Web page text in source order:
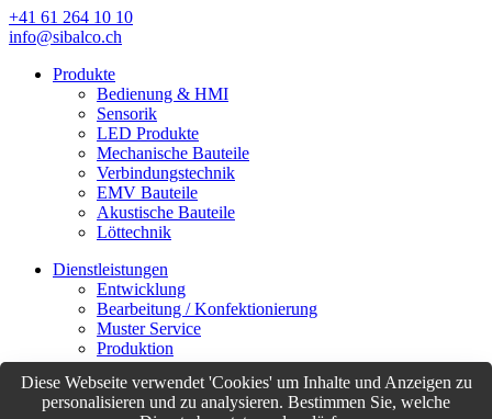
+41 61 264 10 10
info@sibalco.ch
Produkte
Bedienung & HMI
Sensorik
LED Produkte
Mechanische Bauteile
Verbindungstechnik
EMV Bauteile
Akustische Bauteile
Löttechnik
Dienstleistungen
Entwicklung
Bearbeitung / Konfektionierung
Muster Service
Produktion
Logistik
Customer Support
Diese Webseite verwendet 'Cookies' um Inhalte und Anzeigen zu
personalisieren und zu analysieren. Bestimmen Sie, welche